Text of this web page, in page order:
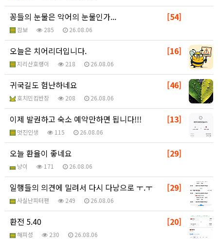
[54]
꽁들의 눈물은 악어의 눈물인가...
깜보 285 26.08.06
[16]
오늘은 치어리더입니다.
지리산호랭이 218 26.08.06
[46]
귀국길도 험난하네요
호치민킴반장 208 26.08.06
[13]
이제 발권하고 숙소 예약만하면 됩니다!!!
멋진인생 115 26.08.06
[29]
오늘 환율이 좋네요
냥이 171 26.08.06
[29]
일행들의 의견에 밀려서 다시 다낭으로 ㅜ.ㅜ
사실난피터팬 249 26.08.06
[20]
환전 5.40
해피성 230 26.08.06